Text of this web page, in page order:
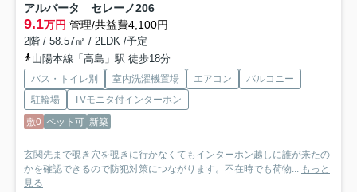
アルバータ セレーノ206
9.1万円 管理/共益費4,100円
2階 / 58.57㎡ / 2LDK /予定
山陽本線「高島」駅 徒歩18分
バス・トイレ別 室内洗濯機置場 エアコン
バルコニー
駐輪場
TVモニタ付インターホン
敷0 ペット可 新築
玄関先まで覗き穴を覗きに行かなくてもインターホン越しに誰が来たの
かを確認できるので防犯対策につながります。不在時でも荷物...
もっと
見る